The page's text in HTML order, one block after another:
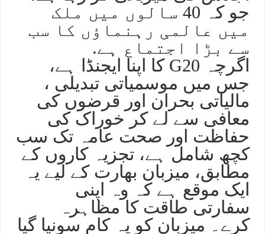
جو کہ 40 سالوں میں ملک
میں عالمی رہنماؤں کا سب
سے بڑا اجتماع ہے.
اگرچہ G20 کا اپنا ایجنڈا ہے،
جس میں موسمیاتی تبدیلی ،
مالیاتی بحران اور قرضوں کی
معافی سے لے کر خوراک کی
حفاظت اور صحت عامہ تک سب
کچھ شامل ہے، تجزیہ کاروں کے
مطابق، میزبان بھارت کے لیے یہ
ایک موقع ہے کہ وہ اپنی
سفارتی طاقت کا مظاہرہ
کرے۔ میزبان کو یہ کام سونپا گیا